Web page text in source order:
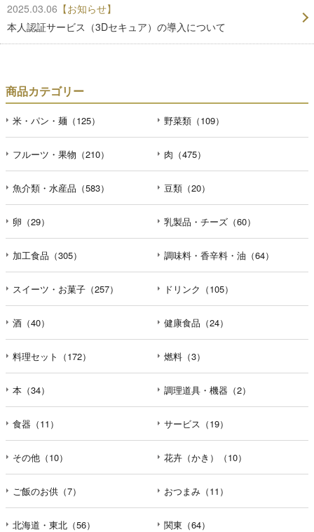
2025.03.06 【お知らせ】
本人認証サービス（3Dセキュア）の導入について
商品カテゴリー
米・パン・麺（125） 野菜類（109）
フルーツ・果物（210） 肉（475）
魚介類・水産品（583） 豆類（20）
卵（29） 乳製品・チーズ（60）
加工食品（305） 調味料・香辛料・油（64）
スイーツ・お菓子（257） ドリンク（105）
酒（40） 健康食品（24）
料理セット（172） 燃料（3）
本（34） 調理道具・機器（2）
食器（11） サービス（19）
その他（10） 花卉（かき）（10）
ご飯のお供（7） おつまみ（11）
北海道・東北（56） 関東（64）